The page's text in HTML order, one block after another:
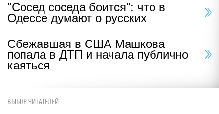
"Сосед соседа боится": что в
Одессе думают о русских
Сбежавшая в США Машкова
попала в ДТП и начала публично
каяться
ВЫБОР ЧИТАТЕЛЕЙ